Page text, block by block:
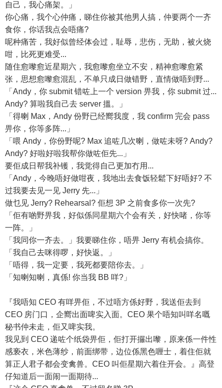
自己，我心痛架。」
你心痛，我个心仲痛，睇住你被其他男人搞，仲要两个一齐
食你，你话我点会唔痛?
呢种痛苦，我好似曾经体会过，耻辱，悲伤，无助，被火烧
咁，比死更难受...
随住愈嚟愈近星期六，我愈嚟愈坐立不安，精神愈嚟愈紧
张，思想愈嚟愈混乱，不单只成日做错野，直情做唔到野...
「Andy，你 submit 错咗上一个 version 畀我，你 submit 过...
Andy? 算啦我自己去 server 搵。」
「得喇 Max，Andy 份野已经嚮我度，我 confirm 完会 pass
畀你，你等多阵...」
「喂 Andy，你份野呢? Max 追咗几次喇，做咗未呀? Andy?
Andy? 好啦好啦我帮你做咗佢先...」
要佢成日帮我补镬，我觉得自己更加冇用...
「Andy，今晚唔好做咁夜，我地出去食饭轻鬆下好唔好? 不
过我要去见一见 Jerry 先...」
做乜见 Jerry? Rehearsal? 佢想 3P 之前食多你一次先?
「佢有啲野畀我，好似係同星期六个会有关，好快啫，你等
一阵。」
「我同你一齐去。」我要睇住你，唔畀 Jerry 有机会搞你。
「我自己去咪得啰，好快返。」
「唔得，我一定要，我死都要陪你去。」
「知喇知喇，真係! 你当我 BB 咩?」
『我唔知 CEO 有咩畀佢，不过唔方係好野，我送佢去到
CEO 房门口，企嚮出面啤实入面。CEO 果个唔知叫咩名嘅
秘书仲未走，佢又啤实我。
我见到 CEO 递咗个纸袋畀佢，佢打开攞出嚟，原来係一件性
感亵衣，米色薄纱，前面绑带，边位係黑色喱士，着住佢就
算正人君子都会变禽兽。CEO 叫佢星期六着住开会。』高登
仔知道后一面闹一面期待...